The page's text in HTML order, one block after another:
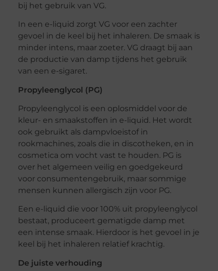
bij het gebruik van VG.
In een e-liquid zorgt VG voor een zachter
gevoel in de keel bij het inhaleren. De smaak is
minder intens, maar zoeter. VG draagt bij aan
de productie van damp tijdens het gebruik
van een e-sigaret.
Propyleenglycol (PG)
Propyleenglycol is een oplosmiddel voor de
kleur- en smaakstoffen in e-liquid. Het wordt
ook gebruikt als dampvloeistof in
rookmachines, zoals die in discotheken, en in
cosmetica om vocht vast te houden. PG is
over het algemeen veilig en goedgekeurd
voor consumentengebruik, maar sommige
mensen kunnen allergisch zijn voor PG.
Een e-liquid die voor 100% uit propyleenglycol
bestaat, produceert gematigde damp met
een intense smaak. Hierdoor is het gevoel in je
keel bij het inhaleren relatief krachtig.
De juiste verhouding